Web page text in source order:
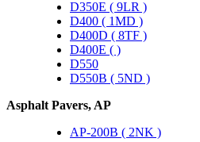
D350E ( 9LR )
D400 ( 1MD )
D400D ( 8TF )
D400E ( )
D550
D550B ( 5ND )
Asphalt Pavers, AP
AP-200B ( 2NK )